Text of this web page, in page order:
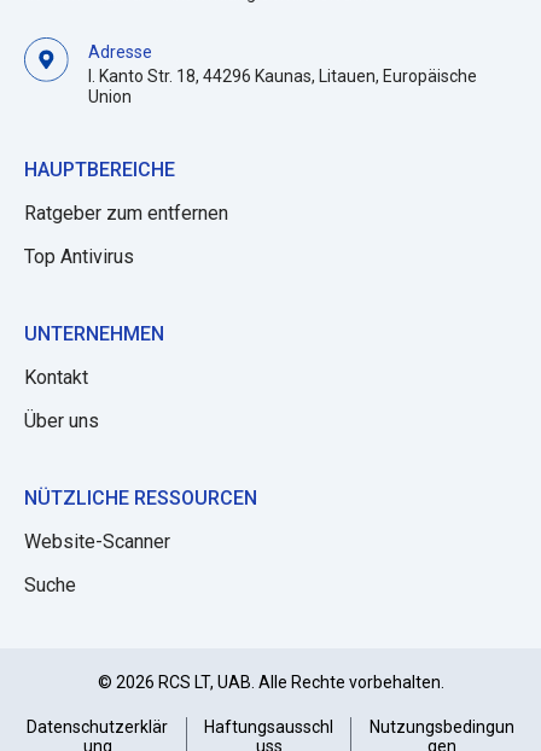
Adresse
I. Kanto Str. 18, 44296 Kaunas, Litauen, Europäische
Union
HAUPTBEREICHE
Ratgeber zum entfernen
Top Antivirus
UNTERNEHMEN
Kontakt
Über uns
NÜTZLICHE RESSOURCEN
Website-Scanner
Suche
© 2026 RCS LT, UAB. Alle Rechte vorbehalten.
Datenschutzerklär
ung
Haftungsausschl
uss
Nutzungsbedingun
gen